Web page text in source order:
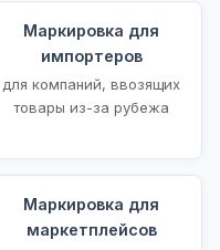
Маркировка для
импортеров
для компаний, ввозящих
товары из-за рубежа
Маркировка для
маркетплейсов